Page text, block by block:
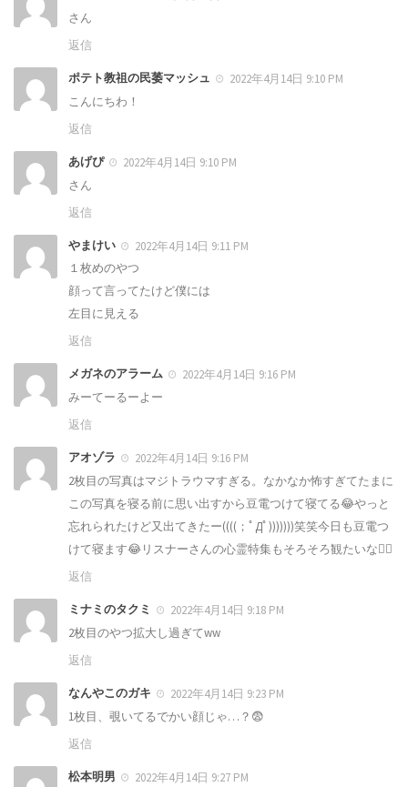
さん
返信
ポテト教祖の民萎マッシュ
2022年4月14日 9:10 PM
こんにちわ！
返信
あげぴ
2022年4月14日 9:10 PM
さん
返信
やまけい
2022年4月14日 9:11 PM
１枚めのやつ
顔って言ってたけど僕には
左目に見える
返信
メガネのアラーム
2022年4月14日 9:16 PM
みーてーるーよー
返信
アオゾラ
2022年4月14日 9:16 PM
2枚目の写真はマジトラウマすぎる。なかなか怖すぎてたまに
この写真を寝る前に思い出すから豆電つけて寝てる😂やっと
忘れられたけど又出てきたー((((；ﾟДﾟ)))))))笑笑今日も豆電つ
けて寝ます😂リスナーさんの心霊特集もそろそろ観たいな🙆‍♀️
返信
ミナミのタクミ
2022年4月14日 9:18 PM
2枚目のやつ拡大し過ぎてww
返信
なんやこのガキ
2022年4月14日 9:23 PM
1枚目、覗いてるでかい顔じゃ…？😨
返信
松本明男
2022年4月14日 9:27 PM